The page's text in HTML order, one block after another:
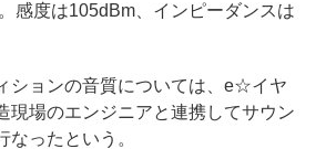
感度は105dBm、インピーダンスは
ションの音質については、e☆イヤ
現場のエンジニアと連携してサウン
なったという。